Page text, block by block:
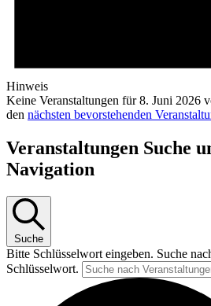
Hinweis
Keine Veranstaltungen für 8. Juni 2026
den nächsten bevorstehenden
Veranstaltungen Suche
Navigation
Suche
Bitte Schlüsselwort eingeben. Suche
Schlüsselwort.